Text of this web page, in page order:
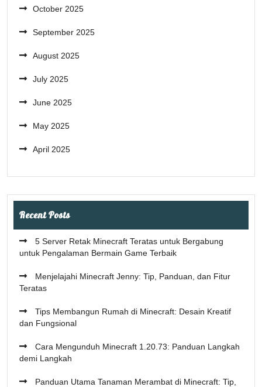
October 2025
September 2025
August 2025
July 2025
June 2025
May 2025
April 2025
Recent Posts
5 Server Retak Minecraft Teratas untuk Bergabung
untuk Pengalaman Bermain Game Terbaik
Menjelajahi Minecraft Jenny: Tip, Panduan, dan Fitur
Teratas
Tips Membangun Rumah di Minecraft: Desain Kreatif
dan Fungsional
Cara Mengunduh Minecraft 1.20.73: Panduan Langkah
demi Langkah
Panduan Utama Tanaman Merambat di Minecraft: Tip,